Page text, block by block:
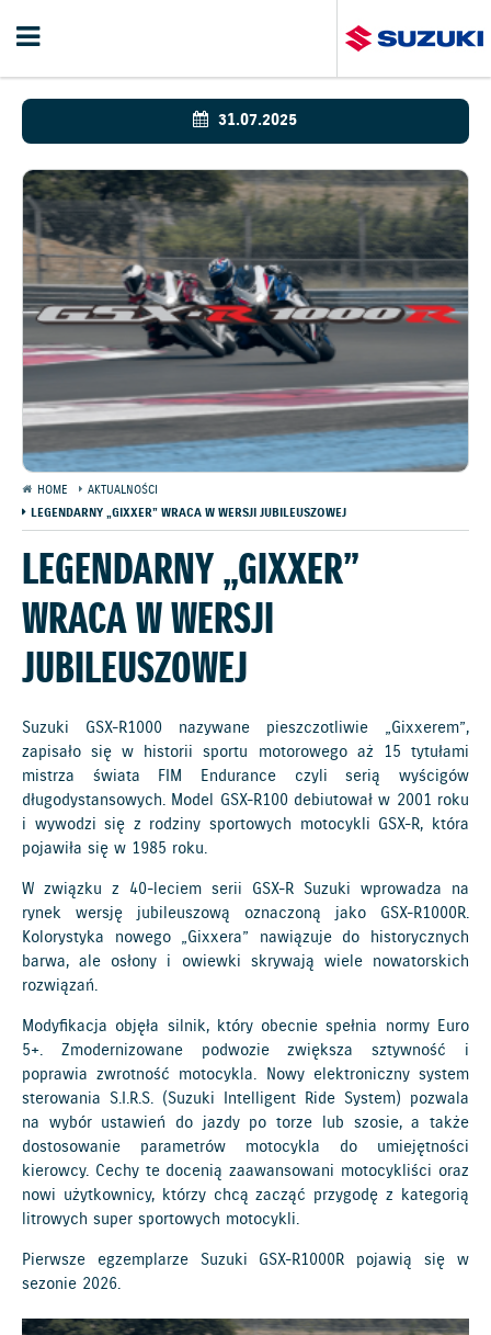
31.07.2025
HOME
AKTUALNOŚCI
LEGENDARNY „GIXXER” WRACA W WERSJI JUBILEUSZOWEJ
LEGENDARNY „GIXXER”
WRACA W WERSJI
JUBILEUSZOWEJ
Suzuki GSX-R1000 nazywane pieszczotliwie „Gixxerem”,
zapisało się w historii sportu motorowego aż 15 tytułami
mistrza świata FIM Endurance czyli serią wyścigów
długodystansowych. Model GSX-R100 debiutował w 2001 roku
i wywodzi się z rodziny sportowych motocykli GSX-R, która
pojawiła się w 1985 roku.
W związku z 40-leciem serii GSX-R Suzuki wprowadza na
rynek wersję jubileuszową oznaczoną jako GSX-R1000R.
Kolorystyka nowego „Gixxera” nawiązuje do historycznych
barwa, ale osłony i owiewki skrywają wiele nowatorskich
rozwiązań.
Modyfikacja objęła silnik, który obecnie spełnia normy Euro
5+. Zmodernizowane podwozie zwiększa sztywność i
poprawia zwrotność motocykla. Nowy elektroniczny system
sterowania S.I.R.S. (Suzuki Intelligent Ride System) pozwala
na wybór ustawień do jazdy po torze lub szosie, a także
dostosowanie parametrów motocykla do umiejętności
kierowcy. Cechy te docenią zaawansowani motocykliści oraz
nowi użytkownicy, którzy chcą zacząć przygodę z kategorią
litrowych super sportowych motocykli.
Pierwsze egzemplarze Suzuki GSX-R1000R pojawią się w
sezonie 2026.